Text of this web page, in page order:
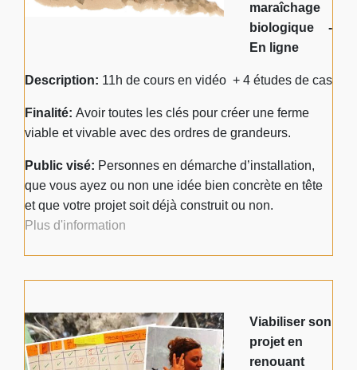
maraîchage
biologique -
En ligne
Description: 11h de cours en vidéo + 4 études de cas
Finalité: Avoir toutes les clés pour créer une ferme
viable et vivable avec des ordres de grandeurs.
Public visé: Personnes en démarche d’installation,
que vous ayez ou non une idée bien concrète en tête
et que votre projet soit déjà construit ou non.
Plus d'information
Viabiliser son
projet en
renouant